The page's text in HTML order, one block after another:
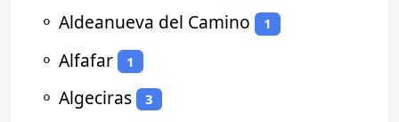
⚬ Aldeanueva del Camino 1
⚬ Alfafar 1
⚬ Algeciras 3